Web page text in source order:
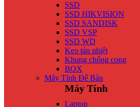
SSD
SSD HIKVISION
SSD SANDISK
SSD VSP
SSD WD
Keo tản nhiệt
Khung chống cong
BOX
Máy Tính Để Bàn
Máy Tính
Laptop